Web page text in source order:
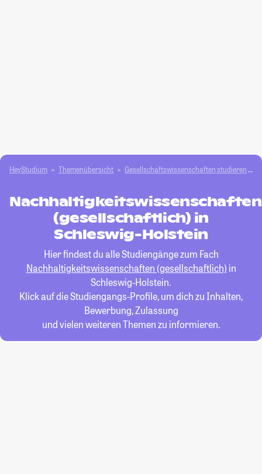
HeyStudium Themenübersicht Gesellschafts­­wissenschaften studieren
Nachhaltigkeitswissenschaften
(gesellschaftlich) in
Schleswig-Holstein
Hier findest du alle Studiengänge zum Fach
Nachhaltigkeitswissenschaften (gesellschaftlich) in
Schleswig-Holstein.
Klick auf die Studiengangs-Profile, um dich zu Inhalten,
Bewerbung, Zulassung
und vielen weiteren Themen zu informieren.